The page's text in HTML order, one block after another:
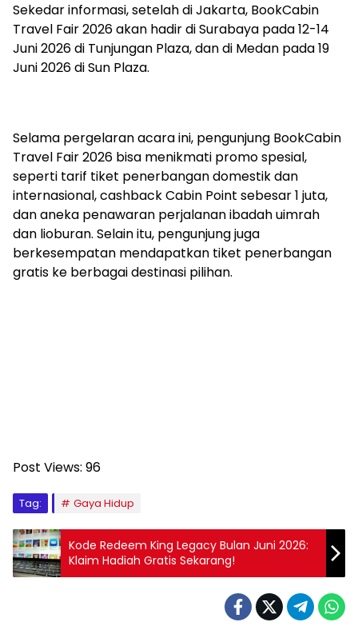
Sekedar informasi, setelah di Jakarta, BookCabin
Travel Fair 2026 akan hadir di Surabaya pada 12-14
Juni 2026 di Tunjungan Plaza, dan di Medan pada 19
Juni 2026 di Sun Plaza.
Selama pergelaran acara ini, pengunjung BookCabin
Travel Fair 2026 bisa menikmati promo spesial,
seperti tarif tiket penerbangan domestik dan
internasional, cashback Cabin Point sebesar 1 juta,
dan aneka penawaran perjalanan ibadah uimrah
dan lioburan. Selain itu, pengunjung juga
berkesempatan mendapatkan tiket penerbangan
gratis ke berbagai destinasi pilihan.
Post Views: 96
Tag: Gaya Hidup
Kode Redeem King Legacy Bulan Juni 2026:
Klaim Hadiah Gratis Sekarang!